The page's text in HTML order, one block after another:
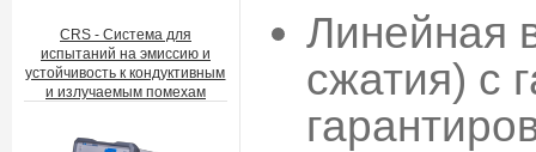
CRS - Система для
испытаний на эмиссию и
устойчивость к кондуктивным
и излучаемым помехам
Линейная
сжатия) с